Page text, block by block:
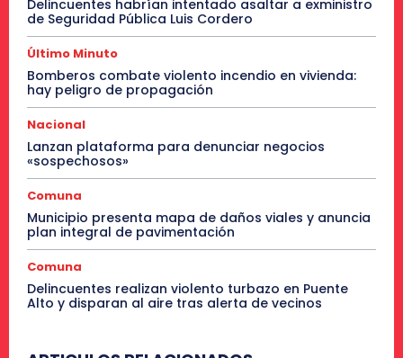
Delincuentes habrían intentado asaltar a exministro
de Seguridad Pública Luis Cordero
Último Minuto
Bomberos combate violento incendio en vivienda:
hay peligro de propagación
Nacional
Lanzan plataforma para denunciar negocios
«sospechosos»
Comuna
Municipio presenta mapa de daños viales y anuncia
plan integral de pavimentación
Comuna
Delincuentes realizan violento turbazo en Puente
Alto y disparan al aire tras alerta de vecinos